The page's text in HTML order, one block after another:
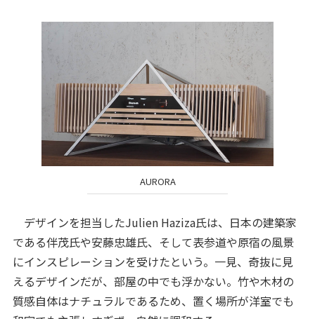
AURORA
デザインを担当したJulien Haziza氏は、日本の建築家
である伴茂氏や安藤忠雄氏、そして表参道や原宿の風景
にインスピレーションを受けたという。一見、奇抜に見
えるデザインだが、部屋の中でも浮かない。竹や木材の
質感自体はナチュラルであるため、置く場所が洋室でも